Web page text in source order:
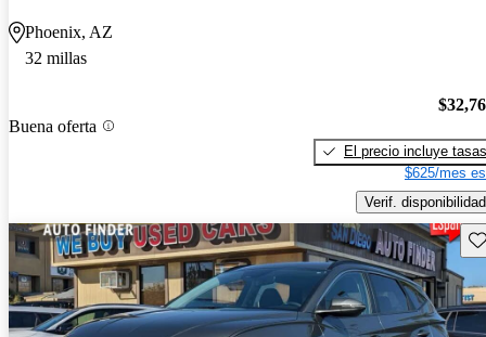
Phoenix, AZ
32 millas
Buena oferta
El precio incluye tasas
$625/mes
Verif. disponibilidad